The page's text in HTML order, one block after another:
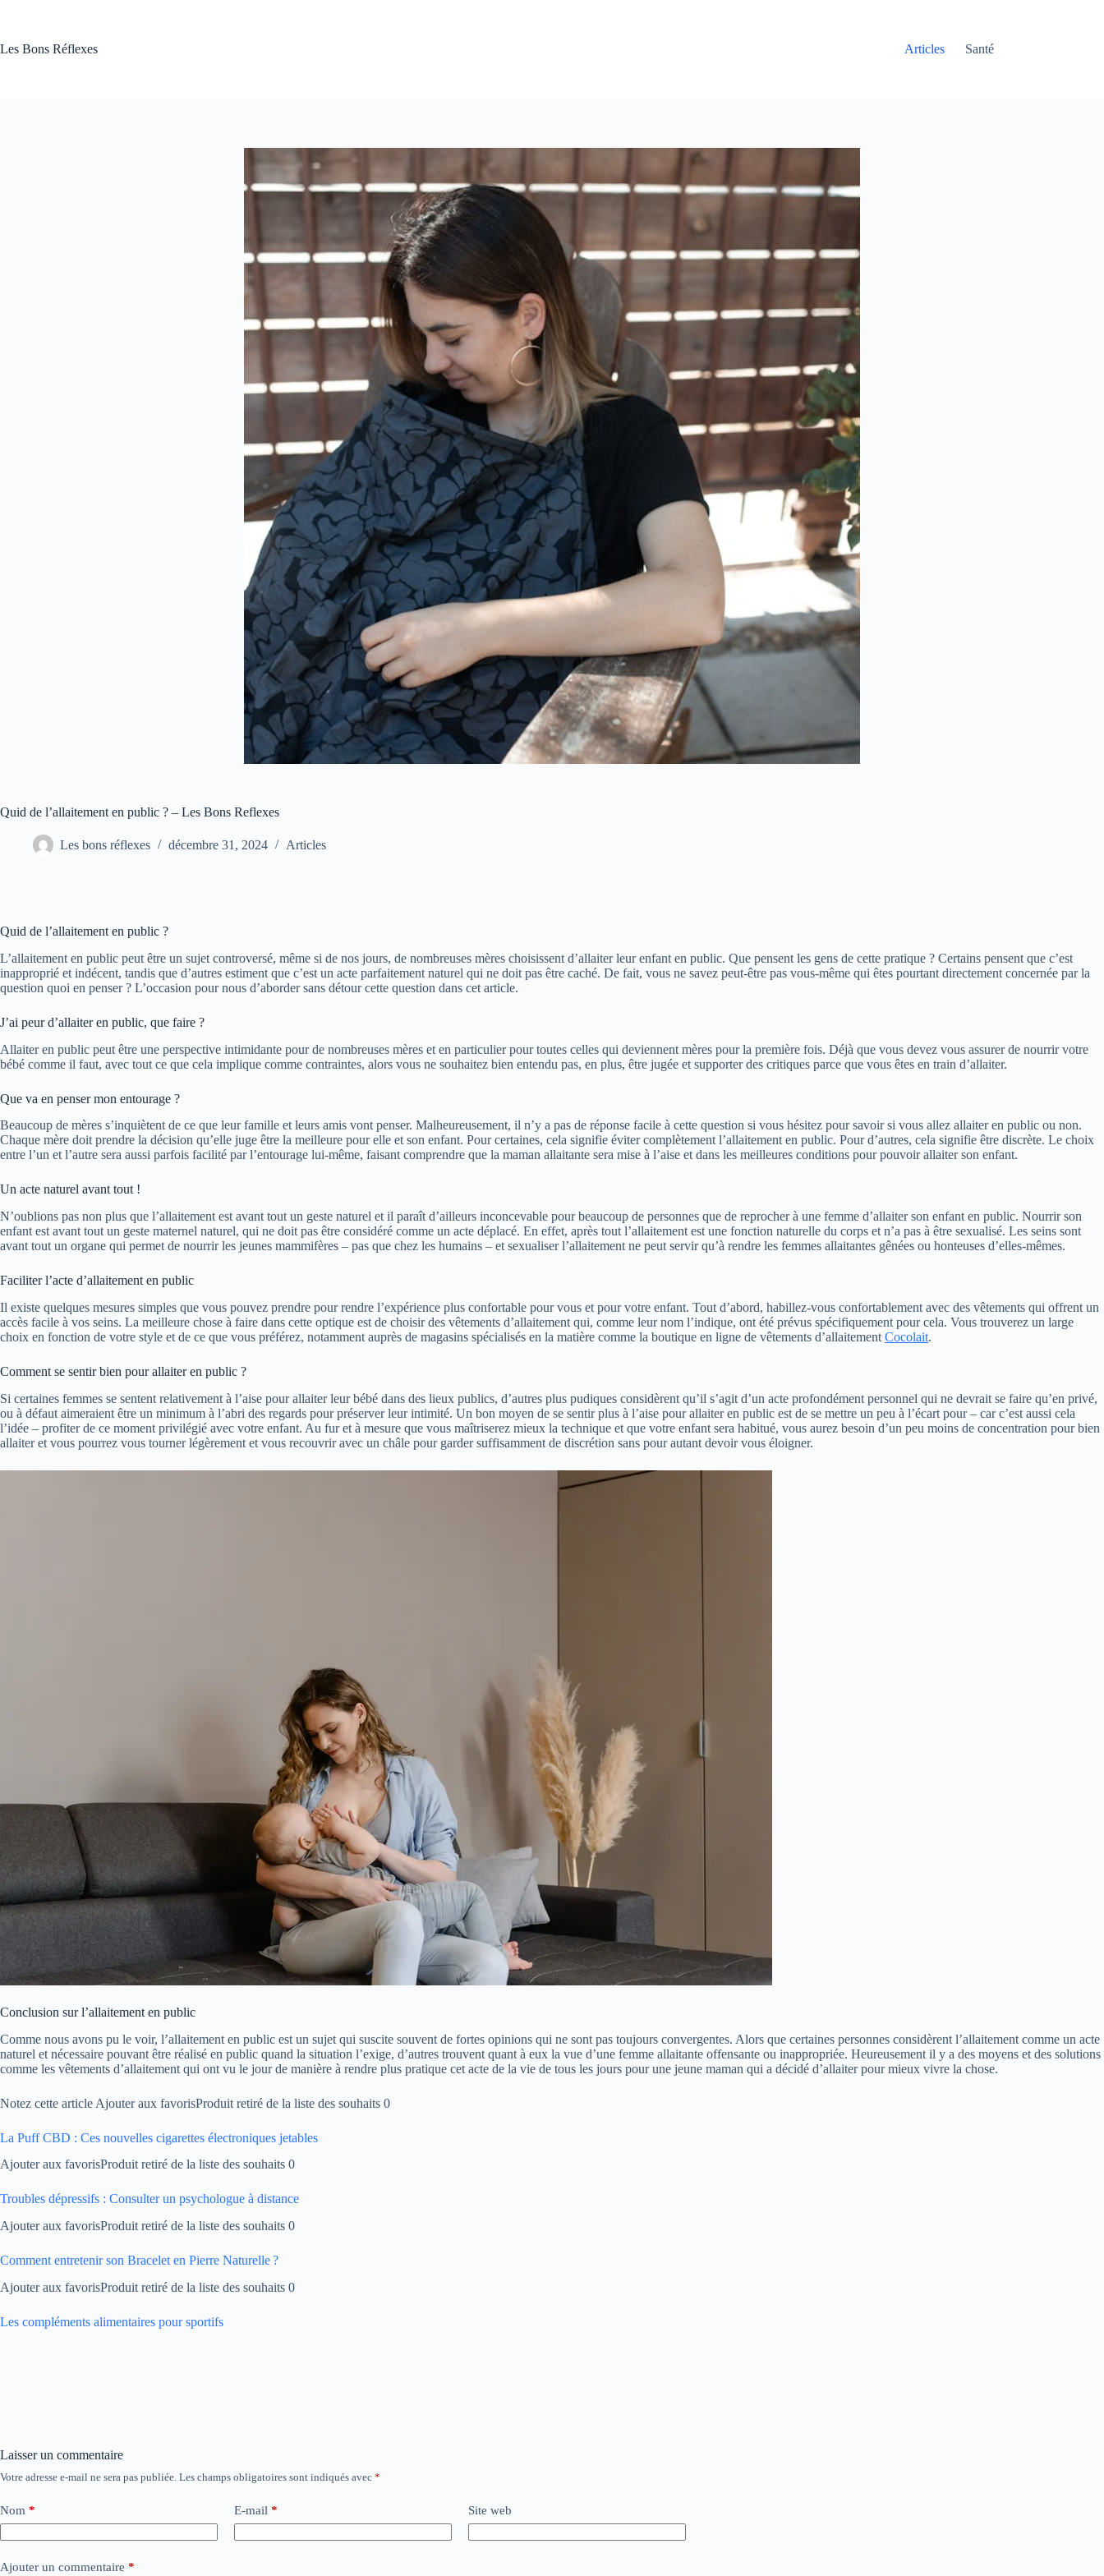
Les Bons Réflexes
Articles Santé
Quid de l’allaitement en public ? – Les Bons Reflexes
Les bons réflexes décembre 31, 2024 Articles
Quid de l’allaitement en public ?
L’allaitement en public peut être un sujet controversé, même si de nos jours, de nombreuses mères choisissent d’allaiter leur enfant en public. Que pensent les gens de cette pratique ? Certains pensent que c’est
inapproprié et indécent, tandis que d’autres estiment que c’est un acte parfaitement naturel qui ne doit pas être caché. De fait, vous ne savez peut-être pas vous-même qui êtes pourtant directement concernée par la
question quoi en penser ? L’occasion pour nous d’aborder sans détour cette question dans cet article.
J’ai peur d’allaiter en public, que faire ?
Allaiter en public peut être une perspective intimidante pour de nombreuses mères et en particulier pour toutes celles qui deviennent mères pour la première fois. Déjà que vous devez vous assurer de nourrir votre
bébé comme il faut, avec tout ce que cela implique comme contraintes, alors vous ne souhaitez bien entendu pas, en plus, être jugée et supporter des critiques parce que vous êtes en train d’allaiter.
Que va en penser mon entourage ?
Beaucoup de mères s’inquiètent de ce que leur famille et leurs amis vont penser. Malheureusement, il n’y a pas de réponse facile à cette question si vous hésitez pour savoir si vous allez allaiter en public ou non.
Chaque mère doit prendre la décision qu’elle juge être la meilleure pour elle et son enfant. Pour certaines, cela signifie éviter complètement l’allaitement en public. Pour d’autres, cela signifie être discrète. Le choix
entre l’un et l’autre sera aussi parfois facilité par l’entourage lui-même, faisant comprendre que la maman allaitante sera mise à l’aise et dans les meilleures conditions pour pouvoir allaiter son enfant.
Un acte naturel avant tout !
N’oublions pas non plus que l’allaitement est avant tout un geste naturel et il paraît d’ailleurs inconcevable pour beaucoup de personnes que de reprocher à une femme d’allaiter son enfant en public. Nourrir son
enfant est avant tout un geste maternel naturel, qui ne doit pas être considéré comme un acte déplacé. En effet, après tout l’allaitement est une fonction naturelle du corps et n’a pas à être sexualisé. Les seins sont
avant tout un organe qui permet de nourrir les jeunes mammifères – pas que chez les humains – et sexualiser l’allaitement ne peut servir qu’à rendre les femmes allaitantes gênées ou honteuses d’elles-mêmes.
Faciliter l’acte d’allaitement en public
Il existe quelques mesures simples que vous pouvez prendre pour rendre l’expérience plus confortable pour vous et pour votre enfant. Tout d’abord, habillez-vous confortablement avec des vêtements qui offrent un
accès facile à vos seins. La meilleure chose à faire dans cette optique est de choisir des vêtements d’allaitement qui, comme leur nom l’indique, ont été prévus spécifiquement pour cela. Vous trouverez un large
choix en fonction de votre style et de ce que vous préférez, notamment auprès de magasins spécialisés en la matière comme la boutique en ligne de vêtements d’allaitement Cocolait.
Comment se sentir bien pour allaiter en public ?
Si certaines femmes se sentent relativement à l’aise pour allaiter leur bébé dans des lieux publics, d’autres plus pudiques considèrent qu’il s’agit d’un acte profondément personnel qui ne devrait se faire qu’en privé,
ou à défaut aimeraient être un minimum à l’abri des regards pour préserver leur intimité. Un bon moyen de se sentir plus à l’aise pour allaiter en public est de se mettre un peu à l’écart pour – car c’est aussi cela
l’idée – profiter de ce moment privilégié avec votre enfant. Au fur et à mesure que vous maîtriserez mieux la technique et que votre enfant sera habitué, vous aurez besoin d’un peu moins de concentration pour bien
allaiter et vous pourrez vous tourner légèrement et vous recouvrir avec un châle pour garder suffisamment de discrétion sans pour autant devoir vous éloigner.
Conclusion sur l’allaitement en public
Comme nous avons pu le voir, l’allaitement en public est un sujet qui suscite souvent de fortes opinions qui ne sont pas toujours convergentes. Alors que certaines personnes considèrent l’allaitement comme un acte
naturel et nécessaire pouvant être réalisé en public quand la situation l’exige, d’autres trouvent quant à eux la vue d’une femme allaitante offensante ou inappropriée. Heureusement il y a des moyens et des solutions
comme les vêtements d’allaitement qui ont vu le jour de manière à rendre plus pratique cet acte de la vie de tous les jours pour une jeune maman qui a décidé d’allaiter pour mieux vivre la chose.
Notez cette article Ajouter aux favorisProduit retiré de la liste des souhaits 0
La Puff CBD : Ces nouvelles cigarettes électroniques jetables
Ajouter aux favorisProduit retiré de la liste des souhaits 0
Troubles dépressifs : Consulter un psychologue à distance
Ajouter aux favorisProduit retiré de la liste des souhaits 0
Comment entretenir son Bracelet en Pierre Naturelle ?
Ajouter aux favorisProduit retiré de la liste des souhaits 0
Les compléments alimentaires pour sportifs
Laisser un commentaire
Votre adresse e-mail ne sera pas publiée. Les champs obligatoires sont indiqués avec *
Nom * E-mail * Site web
Ajouter un commentaire *